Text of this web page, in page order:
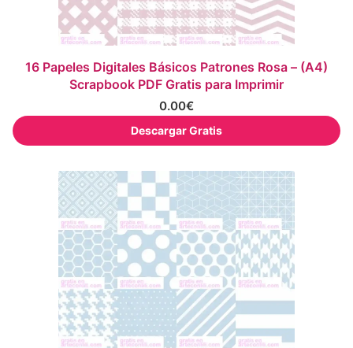
16 Papeles Digitales Básicos Patrones Rosa – (A4)
Scrapbook PDF Gratis para Imprimir
0.00€
Descargar Gratis